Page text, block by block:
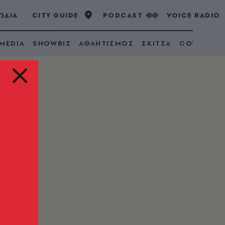
CITY GUIDE PODCAST VOICE RADIO
SHOWBIZ ΑΘΛΗΤΙΣΜΟΣ ΣΚΙΤΣΑ COVID 19